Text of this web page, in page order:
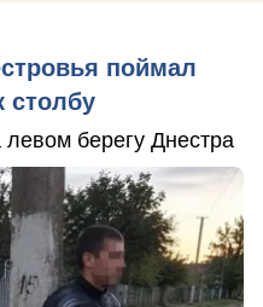
поймал
столбу
берегу Днестра